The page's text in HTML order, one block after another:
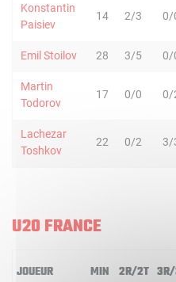
Konstantin
Paisiev
14 2/3 0/
Emil Stoilov 28 3/5 0/
Martin
Todorov
17 0/0 0/
Lachezar
Toshkov
22 0/2 3/
U20 FRANCE
JOUEUR MIN 2R/2T